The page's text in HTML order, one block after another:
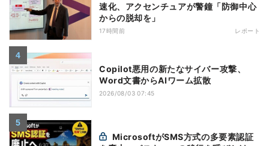
速化、アクセンチュアが警鐘「防御中心
からの脱却を」
17時間前 レポート
Copilot悪用の新たなサイバー攻撃、
Word文書からAIワーム拡散
2026/08/03 07:45